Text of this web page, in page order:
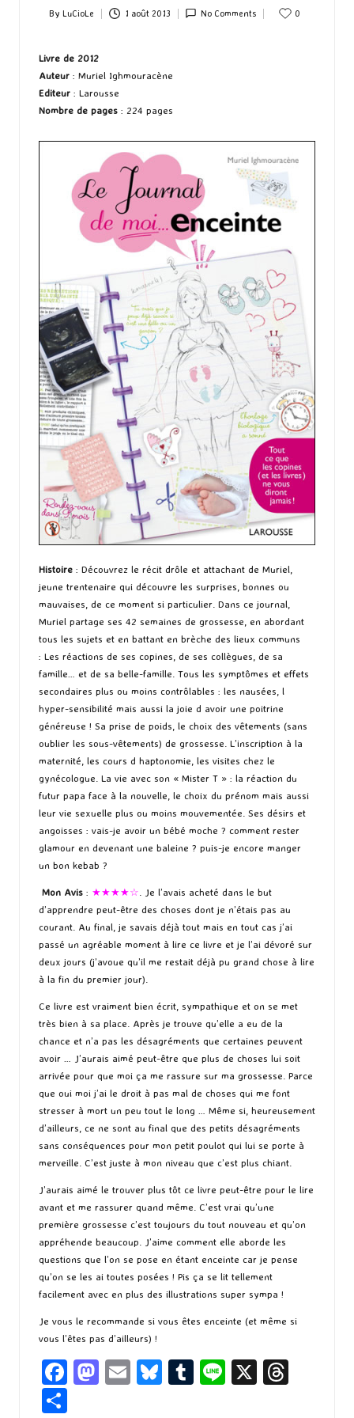
Posted
By LuCioLe 1 août 2013 No Comments 0
Livre de 2012
Auteur : Muriel Ighmouracène
Editeur : Larousse
Nombre de pages : 224 pages
Histoire : Découvrez le récit drôle et attachant de Muriel,
jeune trentenaire qui découvre les surprises, bonnes ou
mauvaises, de ce moment si particulier. Dans ce journal,
Muriel partage ses 42 semaines de grossesse, en abordant
tous les sujets et en battant en brèche des lieux communs
: Les réactions de ses copines, de ses collègues, de sa
famille… et de sa belle-famille. Tous les symptômes et effets
secondaires plus ou moins contrôlables : les nausées, l
hyper-sensibilité mais aussi la joie d avoir une poitrine
généreuse ! Sa prise de poids, le choix des vêtements (sans
oublier les sous-vêtements) de grossesse. L’inscription à la
maternité, les cours d haptonomie, les visites chez le
gynécologue. La vie avec son « Mister T » : la réaction du
futur papa face à la nouvelle, le choix du prénom mais aussi
leur vie sexuelle plus ou moins mouvementée. Ses désirs et
angoisses : vais-je avoir un bébé moche ? comment rester
glamour en devenant une baleine ? puis-je encore manger
un bon kebab ?
Mon Avis : ★★★★☆. Je l’avais acheté dans le but
d’apprendre peut-être des choses dont je n’étais pas au
courant. Au final, je savais déjà tout mais en tout cas j’ai
passé un agréable moment à lire ce livre et je l’ai dévoré sur
deux jours (j’avoue qu’il me restait déjà pu grand chose à lire
à la fin du premier jour).
Ce livre est vraiment bien écrit, sympathique et on se met
très bien à sa place. Après je trouve qu’elle a eu de la
chance et n’a pas les désagréments que certaines peuvent
avoir … J’aurais aimé peut-être que plus de choses lui soit
arrivée pour que moi ça me rassure sur ma grossesse. Parce
que oui moi j’ai le droit à pas mal de choses qui me font
stresser à mort un peu tout le long … Même si, heureusement
d’ailleurs, ce ne sont au final que des petits désagréments
sans conséquences pour mon petit poulot qui lui se porte à
merveille. C’est juste à mon niveau que c’est plus chiant.
J’aurais aimé le trouver plus tôt ce livre peut-être pour le lire
avant et me rassurer quand même. C’est vrai qu’une
première grossesse c’est toujours du tout nouveau et qu’on
appréhende beaucoup. J’aime comment elle aborde les
questions que l’on se pose en étant enceinte car je pense
qu’on se les ai toutes posées ! Pis ça se lit tellement
facilement avec en plus des illustrations super sympa !
Je vous le recommande si vous êtes enceinte (et même si
vous l’êtes pas d’ailleurs) !
Fa M E
Bl T
Li X